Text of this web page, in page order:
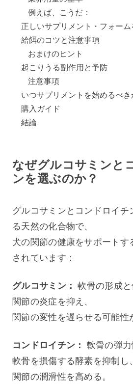
例えば、こうだ：
正しいサプリメント・フォーム
給餌のコツと注意事項
おまけのヒント
起こりうる副作用と予防
注意事項
いつサプリメントを始めるべき
購入ガイド
結論
なぜグルコサミンと
ンを選ぶのか？
グルコサミンとコンドロイチ
る天然の化合物で、
犬の関節の健康をサポートす
されています：
グルコサミン： 軟骨の形成と
関節の炎症を抑え、
関節の変性を遅らせる可能性
コンドロイチン：
軟骨の弾力
軟骨を損傷する酵素を抑制し、
関節の潤滑性を高める。